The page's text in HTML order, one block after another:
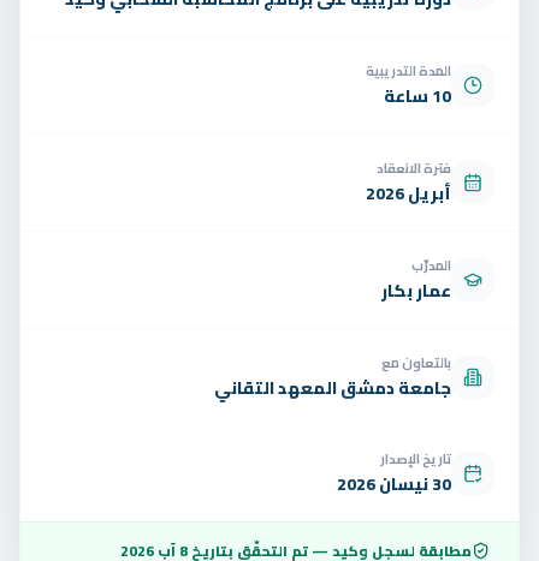
المدة التدريبية
10 ساعة
فترة الانعقاد
أبريل 2026
المدرّب
عمار بكار
بالتعاون مع
جامعة دمشق المعهد التقاني
تاريخ الإصدار
30 نيسان 2026
مطابقة لسجل وكيد — تم التحقّق بتاريخ8 آب 2026